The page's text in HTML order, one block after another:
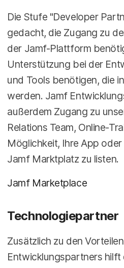
Die Stufe "Developer
gedacht, die Zugang zu
der Jamf-Plattform
Unterstützung bei der
und Tools benötigen, die
werden. Jamf
außerdem Zugang zu
Relations Team, Online-
Möglichkeit, Ihre App
Jamf Marktplatz zu listen.
Jamf Marketplace
Technologiepartner
Zusätzlich zu den
Entwicklungspartners hilft